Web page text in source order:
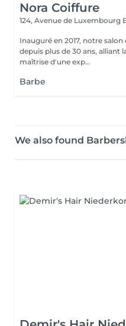
Nora Coiffure
124, Avenue de Luxembourg
Inauguré en 2017, notre
depuis plus de 30 ans, alliant
maîtrise d'une exp...
Barbe
We also found